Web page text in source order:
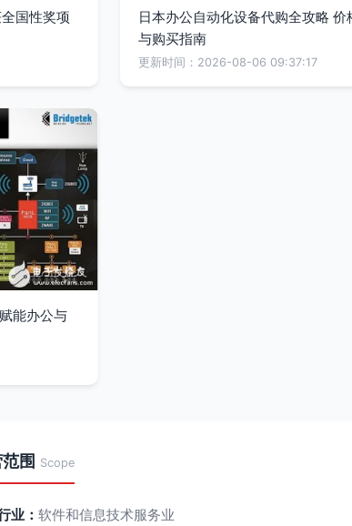
国性奖项
日本办公自动化设备代购全攻略 价
与购买指南
更新时间：2026-08-06 09:37:17
能办公与
围 Scope
业： 软件和信息技术服务业